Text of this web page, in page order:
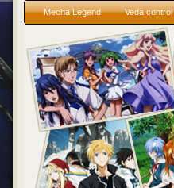
Mecha Legend Veda control